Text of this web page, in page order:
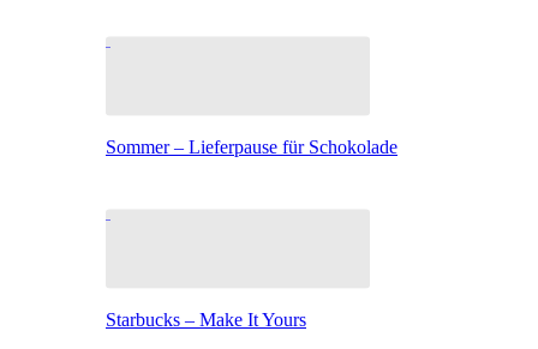
Sommer – Lieferpause für Schokolade
Starbucks – Make It Yours